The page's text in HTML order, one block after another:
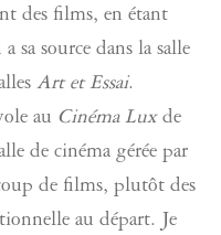
des films, en étant
sa source dans la salle
Art et Essai.
au Cinéma Luxde
de cinéma gérée par
de films, plutôt des
au départ. Je